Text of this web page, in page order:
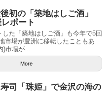
初の「築地はしご酒」
ポート
した「築地はしご酒」も今年で5回
市場が豊洲に移転したこともあ
)市場が...
More
司「珠姫」で金沢の海の